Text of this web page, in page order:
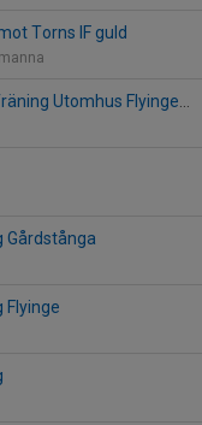
Torns IF guld
Utomhus Flyinge Ip PF 2017/2018
Gårdstånga
Flyinge